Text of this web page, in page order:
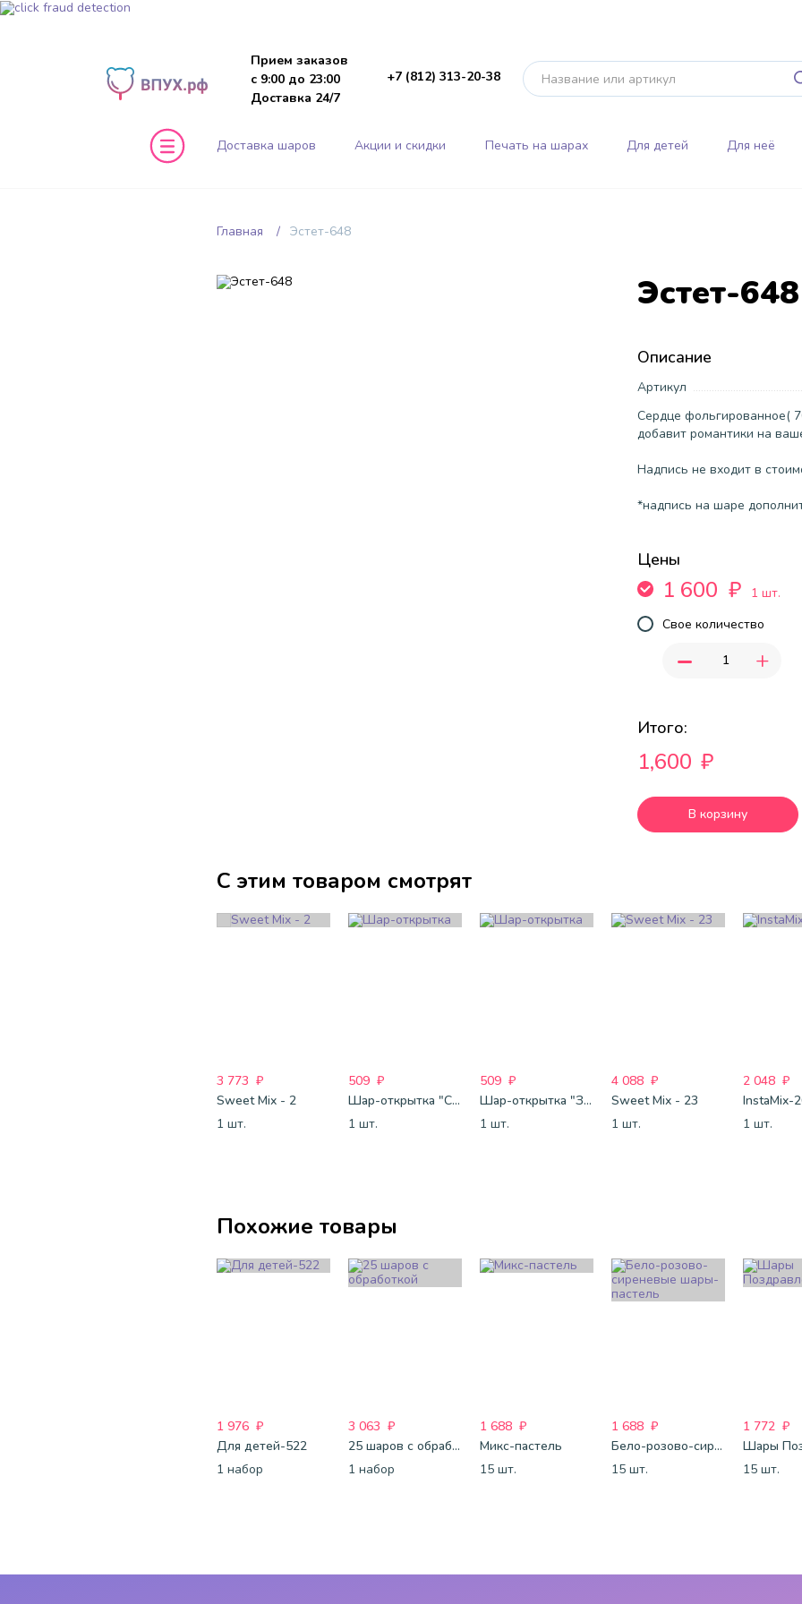
Прием заказов
с 9:00 до 23:00
Доставка 24/7
+7 (812) 313-20-38
Доставка шаров Акции и скидки Печать на шарах Для детей Для неё
Главная Эстет-648
Эстет-648
Описание
Артикул
Сердце фольгированное(
добавит романтики на
Надпись не входит в
*надпись на шаре
Цены
1 600 ₽
1 шт.
Свое количество
- +
Итого:
1,600 ₽
В корзину
С этим товаром смотрят
3 773 ₽
Sweet Mix - 2
1 шт.
509 ₽
Шар-открытка "Сердце" (45 см) - 2
1 шт.
509 ₽
Шар-открытка "Звезда" (45 см) - 1
1 шт.
4 088 ₽
Sweet Mix - 23
1 шт.
2 048 ₽
InstaMix-
1 шт.
Похожие товары
1 976 ₽
Для детей-522
1 набор
3 063 ₽
25 шаров с обработкой
1 набор
1 688 ₽
Микс-пастель
15 шт.
1 688 ₽
Бело-розово-сиреневые шары-пастель
15 шт.
1 772 ₽
15 шт.